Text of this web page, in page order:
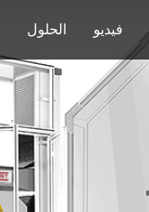
الحلول فيديو